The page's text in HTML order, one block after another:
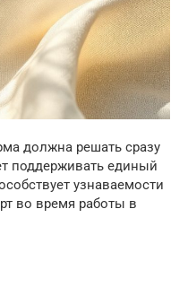
должна решать сразу
поддерживать единый
узнаваемости
во время работы в